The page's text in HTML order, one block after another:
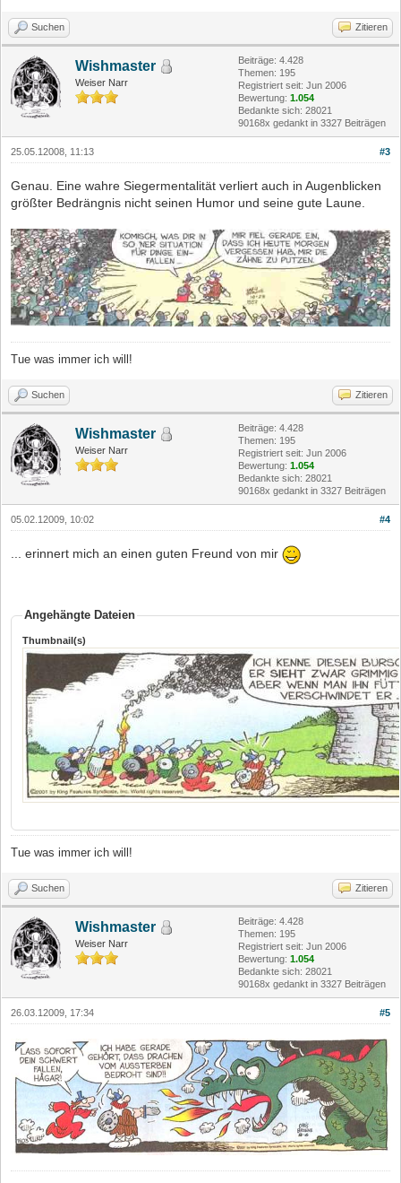
Suchen Zitieren
Wishmaster
Weiser Narr
Beiträge: 4.428
Themen: 195
Registriert seit: Jun 2006
Bewertung: 1.054
Bedankte sich: 28021
90168x gedankt in 3327 Beiträgen
#3
25.05.12008, 11:13
Genau. Eine wahre Siegermentalität verliert auch in Augenblicken
größter Bedrängnis nicht seinen Humor und seine gute Laune.
Tue was immer ich will!
Suchen Zitieren
Wishmaster
Weiser Narr
Beiträge: 4.428
Themen: 195
Registriert seit: Jun 2006
Bewertung: 1.054
Bedankte sich: 28021
90168x gedankt in 3327 Beiträgen
#4
05.02.12009, 10:02
... erinnert mich an einen guten Freund von mir
Angehängte Dateien
Thumbnail(s)
Tue was immer ich will!
Suchen Zitieren
Wishmaster
Weiser Narr
Beiträge: 4.428
Themen: 195
Registriert seit: Jun 2006
Bewertung: 1.054
Bedankte sich: 28021
90168x gedankt in 3327 Beiträgen
#5
26.03.12009, 17:34